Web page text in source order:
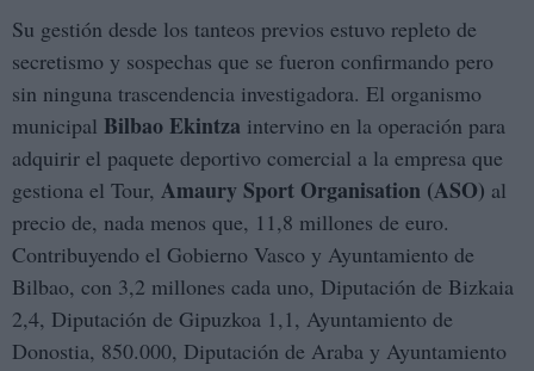
Su gestión desde los tanteos previos estuvo repleto de
secretismo y sospechas que se fueron confirmando pero
sin ninguna trascendencia investigadora. El organismo
municipal Bilbao Ekintza intervino en la operación para
adquirir el paquete deportivo comercial a la empresa que
gestiona el Tour, Amaury Sport Organisation (ASO) al
precio de, nada menos que, 11,8 millones de euro.
Contribuyendo el Gobierno Vasco y Ayuntamiento de
Bilbao, con 3,2 millones cada uno, Diputación de Bizkaia
2,4, Diputación de Gipuzkoa 1,1, Ayuntamiento de
Donostia, 850.000, Diputación de Araba y Ayuntamiento